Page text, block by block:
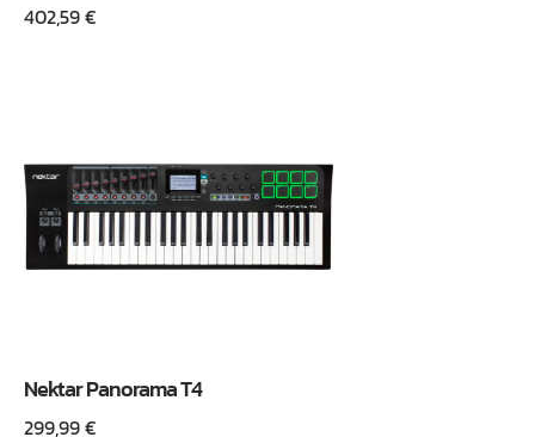
402,59€
Nektar Panorama T4
299,99€